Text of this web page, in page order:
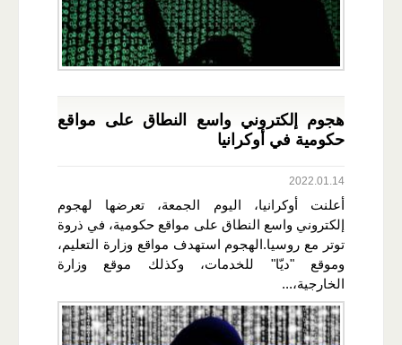
هجوم إلكتروني واسع النطاق على مواقع
حكومية في أوكرانيا
2022.01.14
أعلنت أوكرانيا، اليوم الجمعة، تعرضها لهجوم
إلكتروني واسع النطاق على مواقع حكومية، في ذروة
توتر مع روسيا.الهجوم استهدف مواقع وزارة التعليم،
وموقع "ديّا" للخدمات، وكذلك موقع وزارة
الخارجية،...